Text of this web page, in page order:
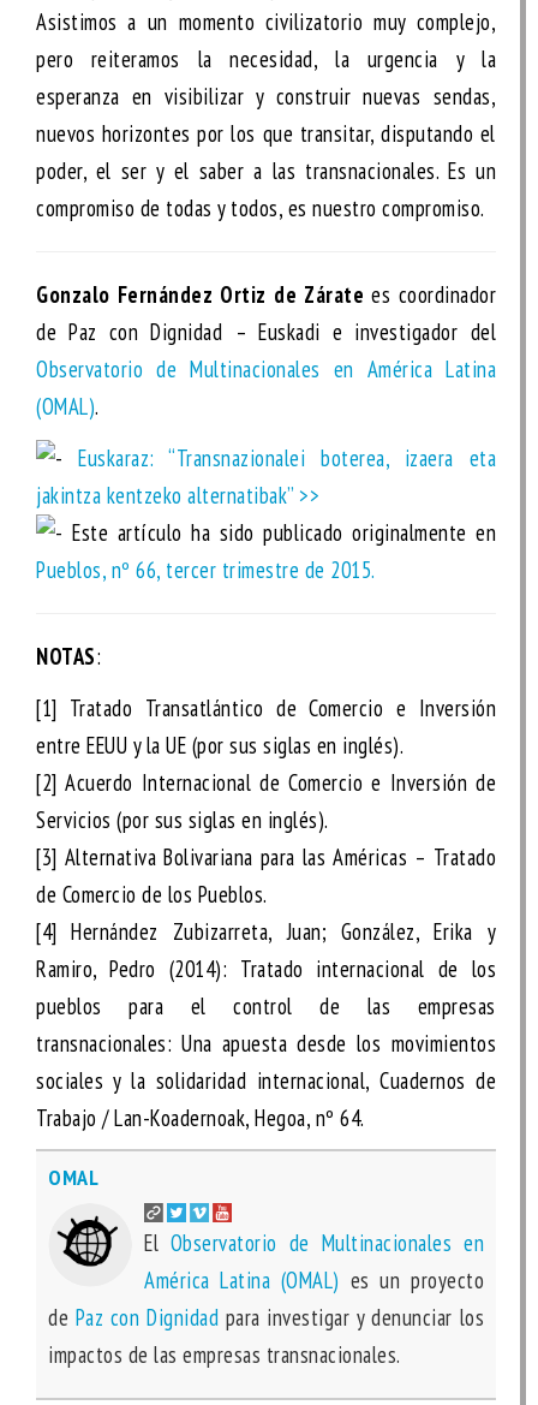
Asistimos a un momento civilizatorio muy complejo,
pero reiteramos la necesidad, la urgencia y la
esperanza en visibilizar y construir nuevas sendas,
nuevos horizontes por los que transitar, disputando el
poder, el ser y el saber a las transnacionales. Es un
compromiso de todas y todos, es nuestro compromiso.
Gonzalo Fernández Ortiz de Zárate es coordinador
de Paz con Dignidad – Euskadi e investigador del
Observatorio de Multinacionales en América Latina
(OMAL).
Euskaraz: “Transnazionalei boterea, izaera eta
jakintza kentzeko alternatibak” >>
Este artículo ha sido publicado originalmente en
Pueblos, nº 66, tercer trimestre de 2015.
NOTAS:
[1] Tratado Transatlántico de Comercio e Inversión
entre EEUU y la UE (por sus siglas en inglés).
[2]Acuerdo Internacional de Comercio e Inversión de
Servicios (por sus siglas en inglés).
[3] Alternativa Bolivariana para las Américas – Tratado
de Comercio de los Pueblos.
[4]Hernández Zubizarreta, Juan; González, Erika y
Ramiro, Pedro (2014): Tratado internacional de los
pueblos para el control de las empresas
transnacionales: Una apuesta desde los movimientos
sociales y la solidaridad internacional, Cuadernos de
Trabajo / Lan-Koadernoak, Hegoa, nº 64.
OMAL
El Observatorio de Multinacionales en
América Latina (OMAL) es un proyecto
de Paz con Dignidad para investigar y denunciar los
impactos de las empresas transnacionales.